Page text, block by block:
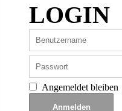
LOGIN
Angemeldet bleiben